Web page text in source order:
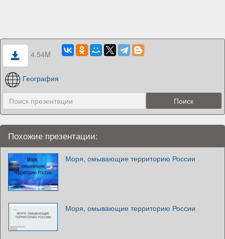
4.54M
География
Похожие презентации:
Моря, омывающие территорию России
Моря, омывающие территорию России